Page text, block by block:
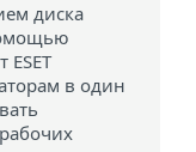
диска
в один